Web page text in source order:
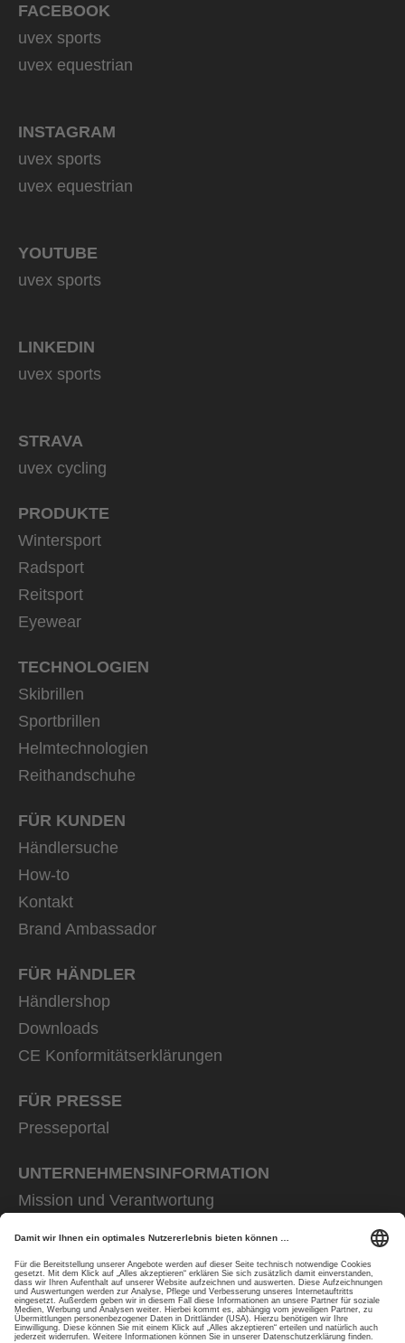
FACEBOOK
uvex sports
uvex equestrian
INSTAGRAM
uvex sports
uvex equestrian
YOUTUBE
uvex sports
LINKEDIN
uvex sports
STRAVA
uvex cycling
PRODUKTE
Wintersport
Radsport
Reitsport
Eyewear
TECHNOLOGIEN
Skibrillen
Sportbrillen
Helmtechnologien
Reithandschuhe
FÜR KUNDEN
Händlersuche
How-to
Kontakt
Brand Ambassador
FÜR HÄNDLER
Händlershop
Downloads
CE Konformitätserklärungen
FÜR PRESSE
Presseportal
UNTERNEHMENS­INFORMATION
Mission und Verantwortung
Rainer Winter Stiftung
Karriere